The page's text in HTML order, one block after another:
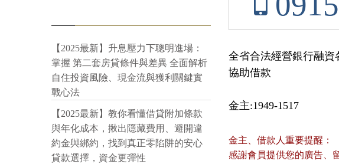
全省合法經營銀行融資
協助借款
金主:1949-1517
金主、借款人重要提醒：
感謝會員提供您的廣告、
【2025最新】升息壓力下聰明進場：
掌握 第二套房貸條件與差異 全面解析
自住投資風險、現金流與獲利關鍵實
戰心法
【2025最新】教你看懂借貸附加條款
與年化成本，揪出隱藏費用、避開違
約金與綁約，找到真正零陷阱的安心
貸款選擇，資金更彈性